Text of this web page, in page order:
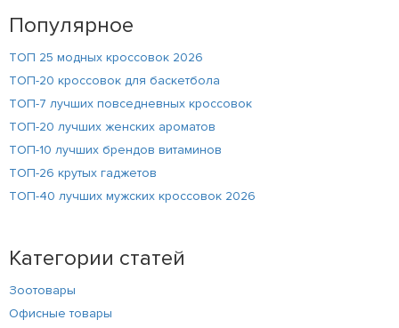
Популярное
ТОП 25 модных кроссовок 2026
ТОП-20 кроссовок для баскетбола
ТОП-7 лучших повседневных кроссовок
ТОП-20 лучших женских ароматов
ТОП-10 лучших брендов витаминов
ТОП-26 крутых гаджетов
ТОП-40 лучших мужских кроссовок 2026
Категории статей
Зоотовары
Офисные товары